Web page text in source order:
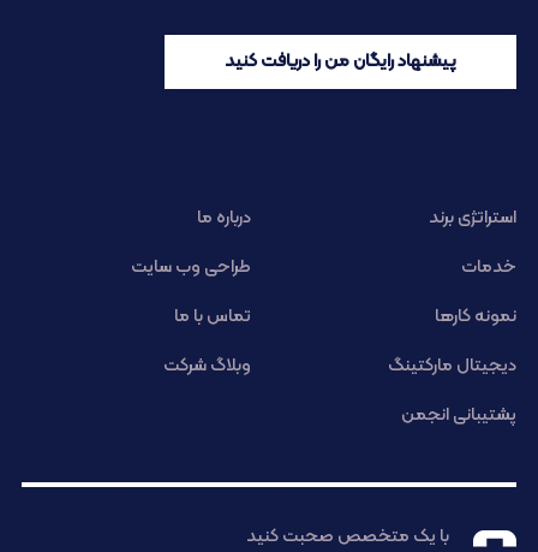
پیشنهاد رایگان من را دریافت کنید
استراتژی برند
درباره ما
خدمات
طراحی وب سایت
نمونه کارها
تماس با ما
دیجیتال مارکتینگ
وبلاگ شرکت
پشتیبانی انجمن
با یک متخصص صحبت کنید